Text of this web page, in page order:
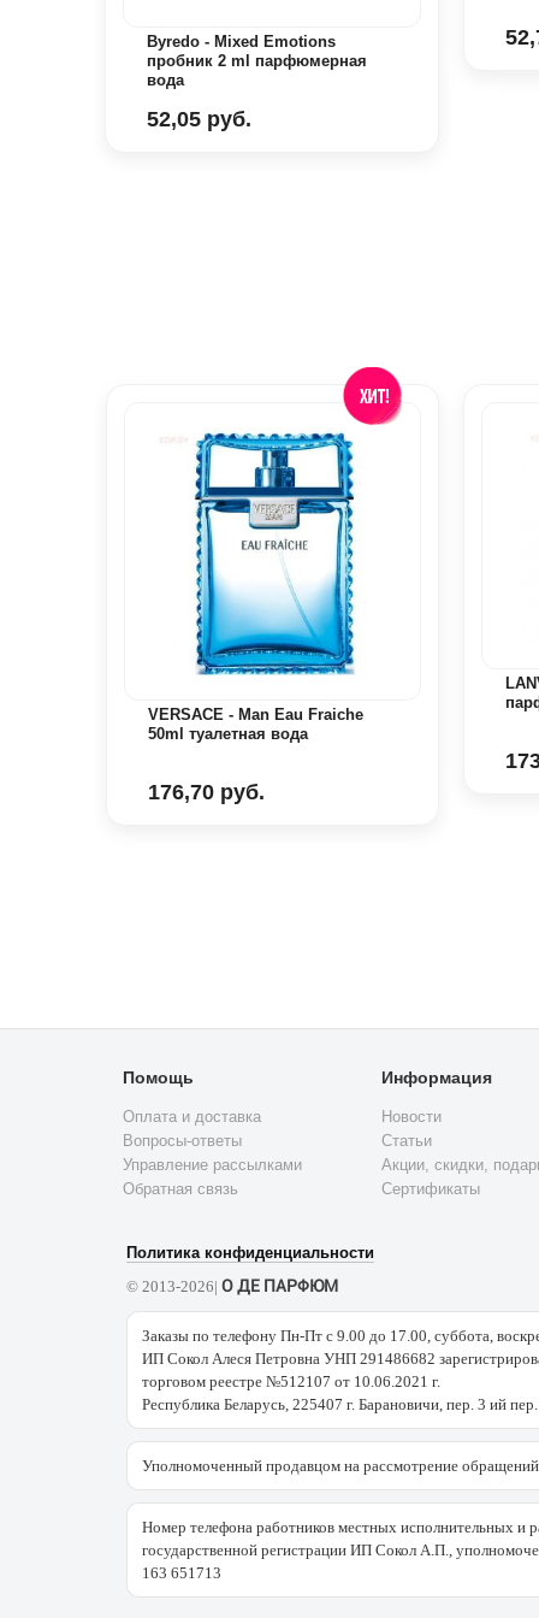
Byredo - Mixed Emotions
пробник 2 ml парфюмерная
вода
52,05 руб.
VERSACE - Man Eau Fraiche
50ml туалетная вода
176,70 руб.
Помощь
Оплата и доставка
Вопросы-ответы
Управление рассылками
Обратная связь
Информация
Новости
Статьи
Акции, скидки,
Сертификаты
Политика конфиденциальности
© 2013-2026| О ДЕ ПАРФЮМ
Заказы по телефону Пн-Пт с 9.00 до 17.00, суббота,
ИП Сокол Алеся Петровна УНП 291486682
торговом реестре №512107 от 10.06.2021 г.
Республика Беларусь, 225407 г. Барановичи, пер. 3 ий
Уполномоченный продавцом на рассмотрение
Номер телефона работников местных исполнительных и
государственной регистрации ИП Сокол А.П.,
163 651713